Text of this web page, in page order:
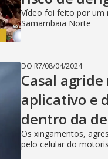
Vídeo foi feito por um
Samambaia Norte
DO R7/08/04/2024
Casal
aplicativo e
dentro da
Os xingamentos,
pelo celular do